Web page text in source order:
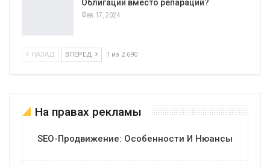
Облигации вместо репараций?
Фев 17, 2024
НАЗАД ВПЕРЕД 1 из 2 690
На правах рекламы
SEO-Продвижение: Особенности И Нюансы